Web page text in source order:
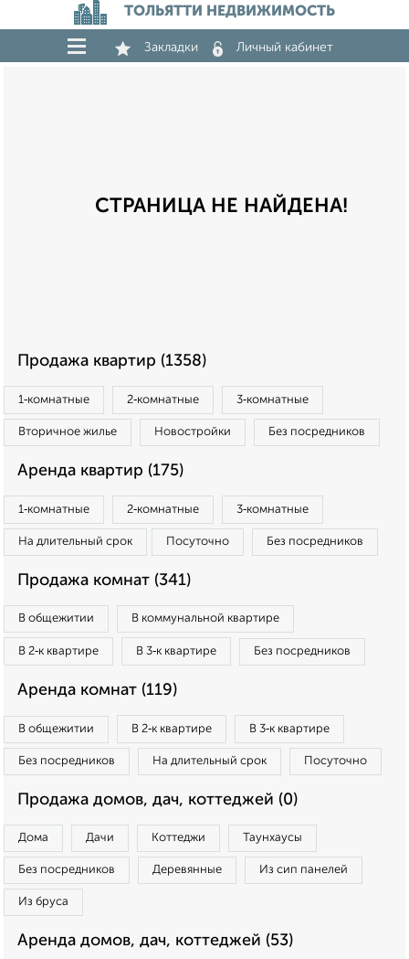
ТОЛЬЯТТИ НЕДВИЖИМОСТЬ
Закладки Личный кабинет
СТРАНИЦА НЕ НАЙДЕНА!
Продажа квартир (1358)
1‑комнатные 2‑комнатные 3‑комнатные
Вторичное жилье Новостройки Без посредников
Аренда квартир (175)
1‑комнатные 2‑комнатные 3‑комнатные
На длительный срок Посуточно Без посредников
Продажа комнат (341)
В общежитии В коммунальной квартире
В 2‑к квартире В 3‑к квартире Без посредников
Аренда комнат (119)
В общежитии В 2‑к квартире В 3‑к квартире
Без посредников На длительный срок Посуточно
Продажа домов, дач, коттеджей (0)
Дома Дачи Коттеджи Таунхаусы
Без посредников Деревянные Из сип панелей
Из бруса
Аренда домов, дач, коттеджей (53)